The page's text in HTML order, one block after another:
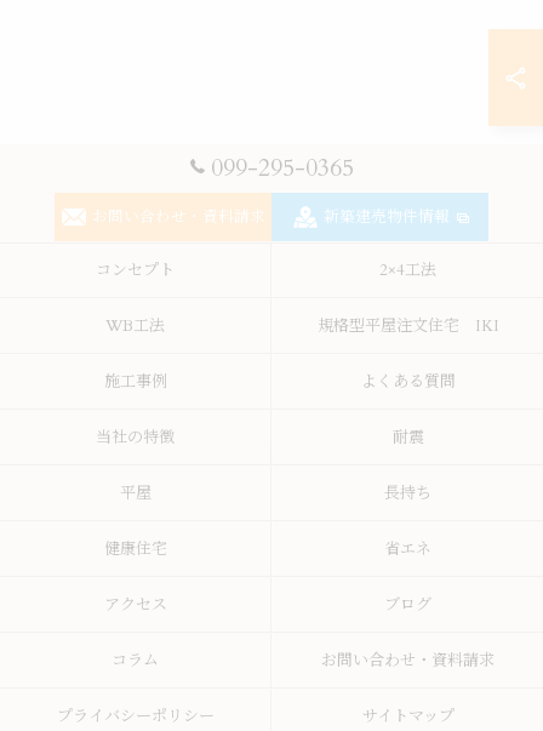
099-295-0365
お問い合わせ・資料請求 新築建売物件情報
コンセプト 2×4工法
WB工法 規格型平屋注文住宅 IKI
施工事例 よくある質問
当社の特徴 耐震
平屋 長持ち
健康住宅 省エネ
アクセス ブログ
コラム お問い合わせ・資料請求
プライバシーポリシー サイトマップ